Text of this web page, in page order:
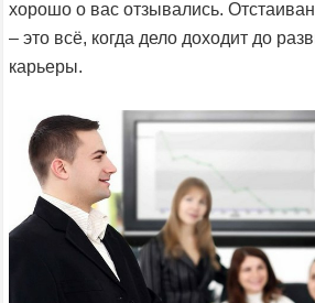
хорошо о вас отзывались.
– это всё, когда дело доходит до
карьеры.